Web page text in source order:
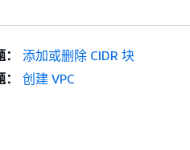
添加或删除 CIDR 块
创建 VPC